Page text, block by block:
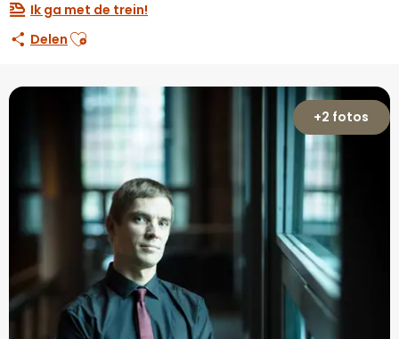
Ik ga met de trein!
Delen Ajouter aux favoris
+2 fotos